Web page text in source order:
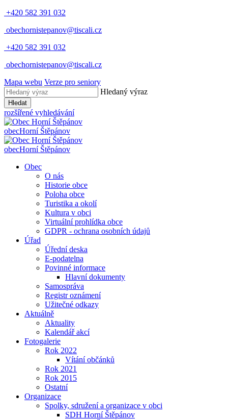
+420 582 391 032
obechornistepanov@tiscali.cz
+420 582 391 032
obechornistepanov@tiscali.cz
Mapa webu Verze pro seniory
Hledaný výraz
Hledat
rozšířené vyhledávání
obecHorní Štěpánov
obecHorní Štěpánov
Obec
O nás
Historie obce
Poloha obce
Turistika a okolí
Kultura v obci
Virtuální prohlídka obce
GDPR - ochrana osobních údajů
Úřad
Úřední deska
E-podatelna
Povinné informace
Hlavní dokumenty
Samospráva
Registr oznámení
Užitečné odkazy
Aktuálně
Aktuality
Kalendář akcí
Fotogalerie
Rok 2022
Vítání občánků
Rok 2021
Rok 2015
Ostatní
Organizace
Spolky, sdružení a organizace v obci
SDH Horní Štěpánov